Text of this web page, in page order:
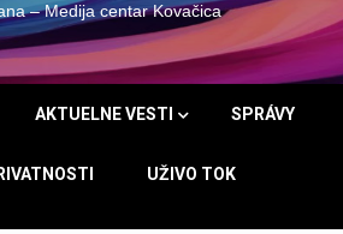
– Medija centar Kovačica
AKTUELNE VESTI SPRÁVY
UŽIVO TOK